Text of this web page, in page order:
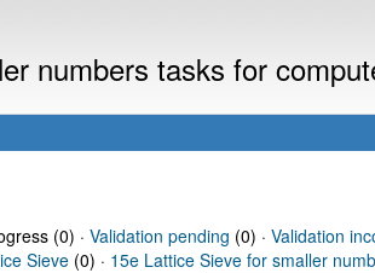
numbers tasks for
(0) · Validation pending (0) · Validation
Sieve (0) · 15e Lattice Sieve for smaller